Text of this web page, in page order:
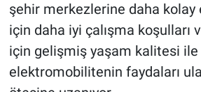
şehir merkezlerine daha
için daha iyi çalışma koşulları
için gelişmiş yaşam kalitesi ile
elektromobilitenin faydaları